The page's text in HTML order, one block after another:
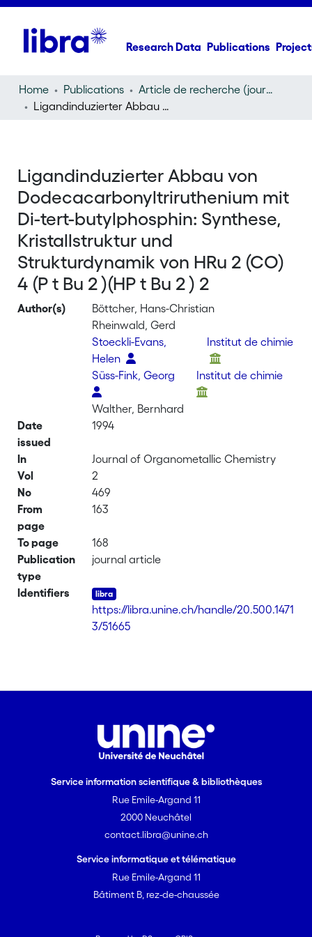
Research Data Publications
Home Publications
Article de recherche (journal article)
Ligandinduzierter Abbau von Dodecacarbonyltriruthenium mit Di-tert-butylphosphin: Synthese, Kristallstruktur und Strukturdynamik von HRu 2 (CO) 4 (P t Bu 2 )(HP t Bu 2 ) 2
Ligandinduzierter Abbau von
Dodecacarbonyltriruthenium mit
Di-tert-butylphosphin: Synthese,
Kristallstruktur und
Strukturdynamik von HRu 2 (CO)
4 (P t Bu 2 )(HP t Bu 2 ) 2
Author(s)
Böttcher, Hans-Christian
Rheinwald, Gerd
Stoeckli-Evans,
Helen
Institut de chimie
Süss-Fink, Georg Institut de chimie
Walther, Bernhard
Date
issued
1994
In
Journal of Organometallic Chemistry
Vol
2
No
469
From
page
163
To page
168
Publication
type
journal article
Identifiers
https://libra.unine.ch/handle/20.500.1471
3/51665
Service information scientifique & bibliothèques
Rue Emile-Argand 11
2000 Neuchâtel
contact.libra@unine.ch
Service informatique et télématique
Rue Emile-Argand 11
Bâtiment B, rez-de-chaussée